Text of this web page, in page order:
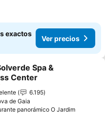
exactos
Ver precios
a favoritos
Spa &
Center
6.195
de Gaia
panorámico O Jardim